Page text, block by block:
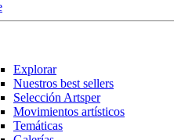
Explorar
Nuestros best sellers
Selección Artsper
Movimientos artísticos
Temáticas